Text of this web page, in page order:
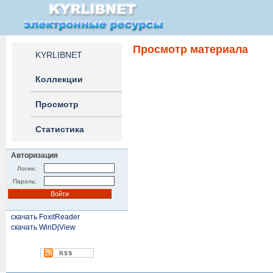
KYRLIBNET
Коллекции
Просмотр
Статистика
Авторизация
Логин:
Пароль:
скачать FoxitReader
скачать WinDjView
Просмотр материала